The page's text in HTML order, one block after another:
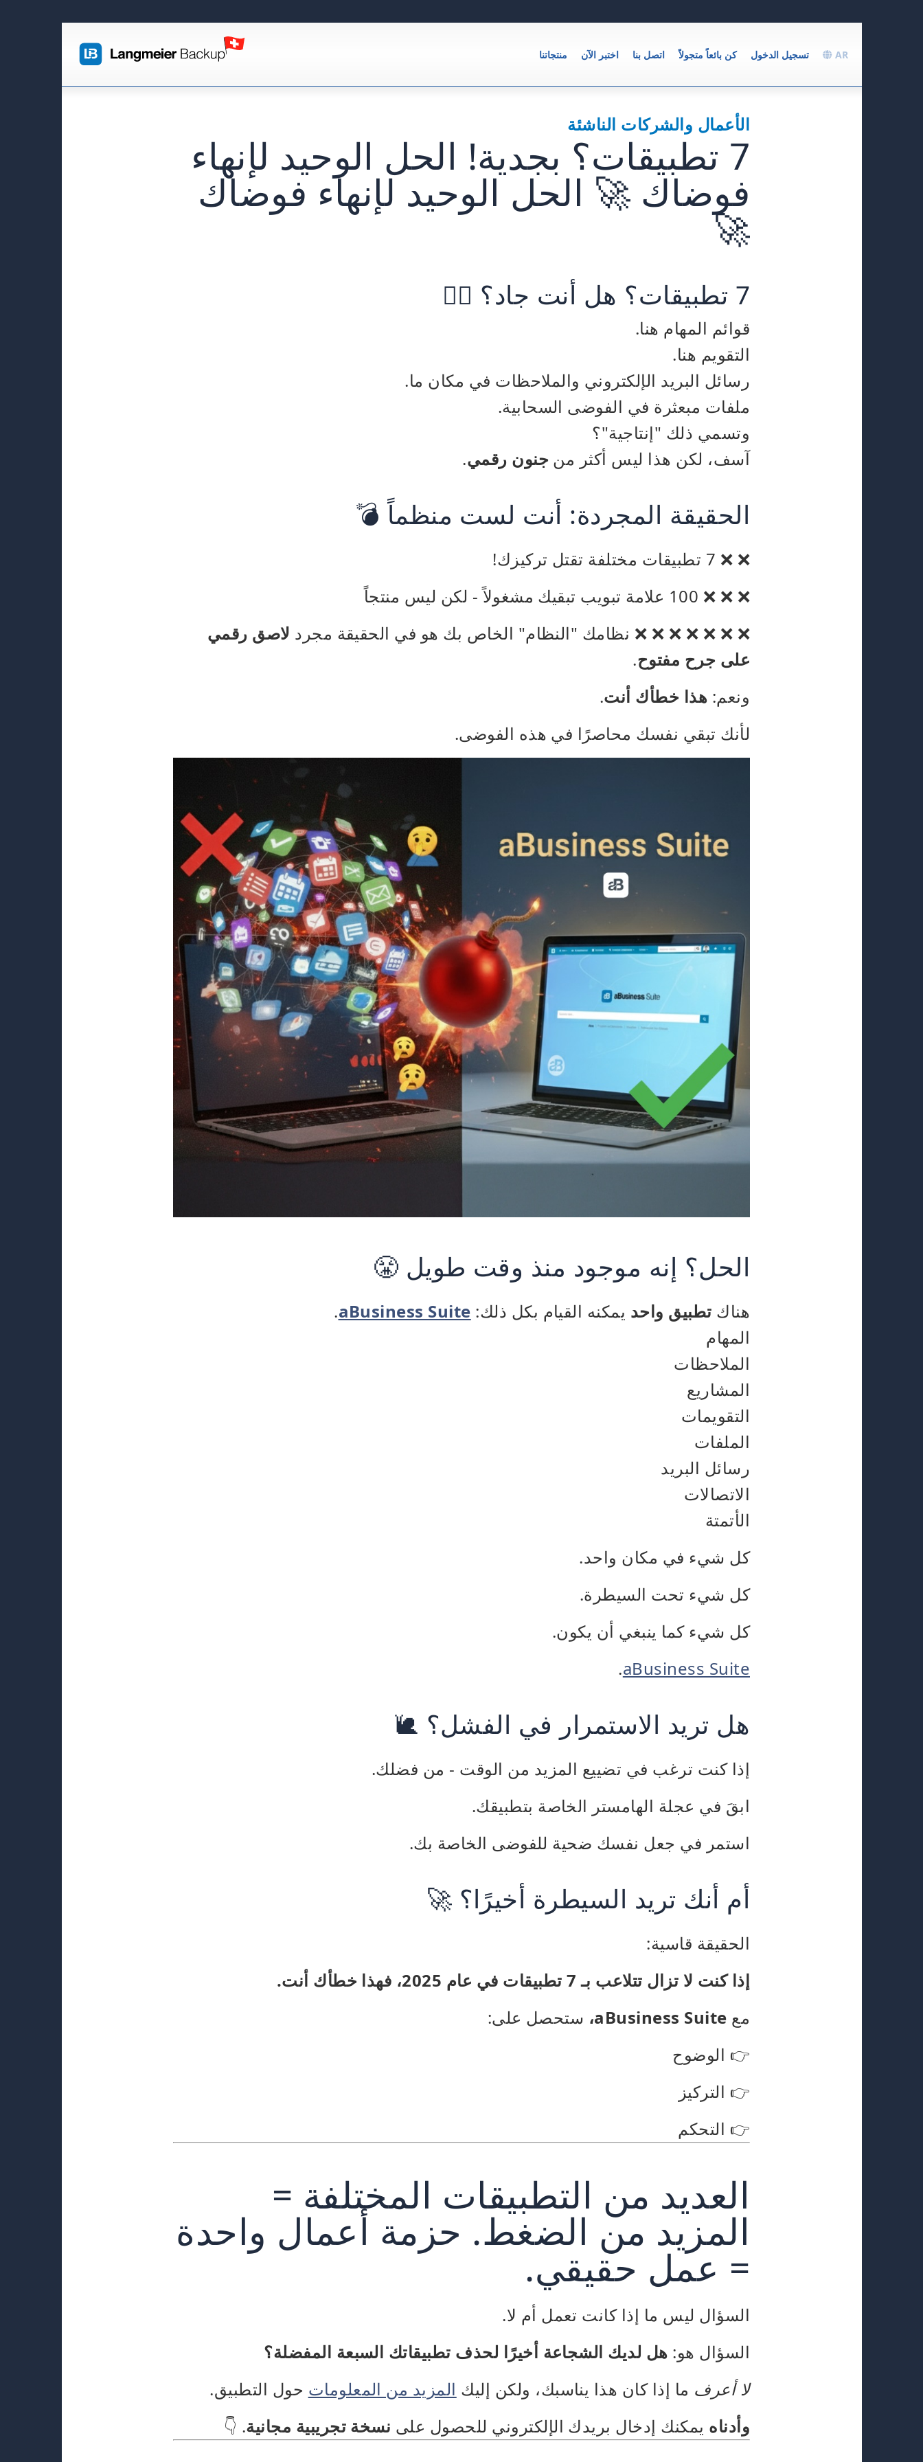
AR تسجيل الدخول كن بائعاً متجولاً اتصل بنا اختبر الآن منتجاتنا
الأعمال والشركات الناشئة
7 تطبيقات؟ بجدية! الحل الوحيد لإنهاء
فوضاك 🚀 الحل الوحيد لإنهاء فوضاك
🚀
7 تطبيقات؟ هل أنت جاد؟ 🤦‍♂️
قوائم المهام هنا.
التقويم هنا.
رسائل البريد الإلكتروني والملاحظات في مكان ما.
ملفات مبعثرة في الفوضى السحابية.
وتسمي ذلك "إنتاجية"؟
آسف، لكن هذا ليس أكثر من جنون رقمي.
الحقيقة المجردة: أنت لست منظماً 💣
❌ ❌ 7 تطبيقات مختلفة تقتل تركيزك!
❌ ❌ ❌ 100 علامة تبويب تبقيك مشغولاً - لكن ليس منتجاً
❌ ❌ ❌ ❌ ❌ ❌ ❌ نظامك "النظام" الخاص بك هو في الحقيقة مجرد لاصق رقمي
على جرح مفتوح.
ونعم: هذا خطأك أنت.
لأنك تبقي نفسك محاصرًا في هذه الفوضى.
الحل؟ إنه موجود منذ وقت طويل 😤
هناك تطبيق واحد يمكنه القيام بكل ذلك: aBusiness Suite
.
المهام
الملاحظات
المشاريع
التقويمات
الملفات
رسائل البريد
الاتصالات
الأتمتة
كل شيء في مكان واحد.
كل شيء تحت السيطرة.
كل شيء كما ينبغي أن يكون.
aBusiness Suite
.
هل تريد الاستمرار في الفشل؟ 🐌
إذا كنت ترغب في تضييع المزيد من الوقت - من فضلك.
ابقَ في عجلة الهامستر الخاصة بتطبيقك.
استمر في جعل نفسك ضحية للفوضى الخاصة بك.
أم أنك تريد السيطرة أخيرًا؟ 🚀
الحقيقة قاسية:
إذا كنت لا تزال تتلاعب بـ 7 تطبيقات في عام 2025، فهذا خطأك أنت.
مع aBusiness Suite، ستحصل على:
👉 الوضوح
👉 التركيز
👉 التحكم
العديد من التطبيقات المختلفة =
المزيد من الضغط. حزمة أعمال واحدة
= عمل حقيقي.
السؤال ليس ما إذا كانت تعمل أم لا.
السؤال هو: هل لديك الشجاعة أخيرًا لحذف تطبيقاتك السبعة المفضلة؟
لا أعرف ما إذا كان هذا يناسبك، ولكن إليك المزيد من المعلومات حول التطبيق.
وأدناه يمكنك إدخال بريدك الإلكتروني للحصول على نسخة تجريبية مجانية. 👇